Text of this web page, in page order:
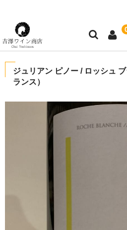
ご利用ガイド
好みから探す
お買い物かご
ジュリアン ピノー / ロッシュ
ランス）